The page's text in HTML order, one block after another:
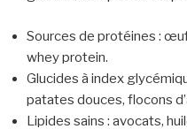
Sources de protéines :
whey protein.
Glucides à index
patates douces, flocons
Lipides sains : avocats,